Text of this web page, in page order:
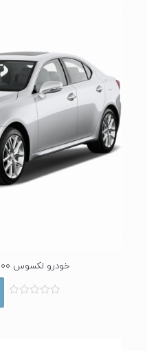
خودرو لکسوس IS300 اتوماتیک سال 2013